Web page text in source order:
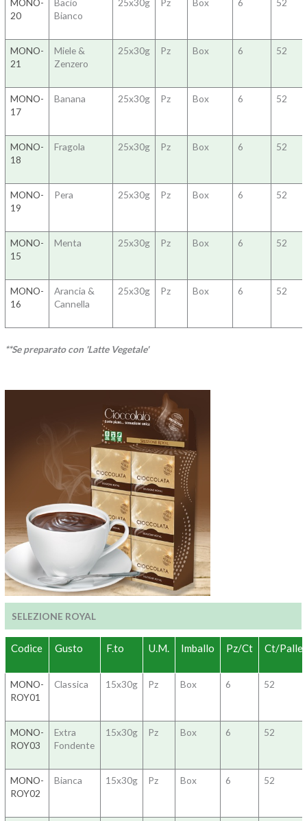
MONO-
20
Bacio
Bianco
25x30g Pz Box 6 52
MONO-
21
Miele &
Zenzero
25x30g Pz Box 6 52
MONO-
17
Banana 25x30g Pz Box 6 52
MONO-
18
Fragola 25x30g Pz Box 6 52
MONO-
19
Pera 25x30g Pz Box 6 52
MONO-
15
Menta 25x30g Pz Box 6 52
MONO-
16
Arancia &
Cannella
25x30g Pz Box 6 52
**Se preparato con 'Latte Vegetale'
SELEZIONE ROYAL
Codice Gusto F.to U.M. Imballo Pz/Ct Ct/Pallet
MONO-
ROY01
Classica 15x30g Pz Box 6 52
MONO-
ROY03
Extra
Fondente
15x30g Pz Box 6 52
MONO-
ROY02
Bianca 15x30g Pz Box 6 52